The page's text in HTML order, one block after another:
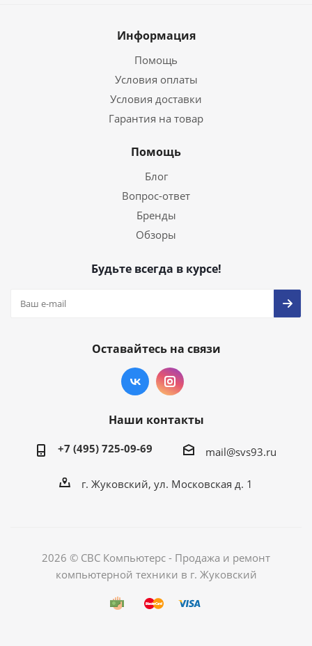
Информация
Помощь
Условия оплаты
Условия доставки
Гарантия на товар
Помощь
Блог
Вопрос-ответ
Бренды
Обзоры
Будьте всегда в курсе!
Оставайтесь на связи
Наши контакты
+7 (495) 725-09-69 mail@svs93.ru
г. Жуковский, ул. Московская д. 1
2026 © СВС Компьютерс - Продажа и ремонт
компьютерной техники в г. Жуковский